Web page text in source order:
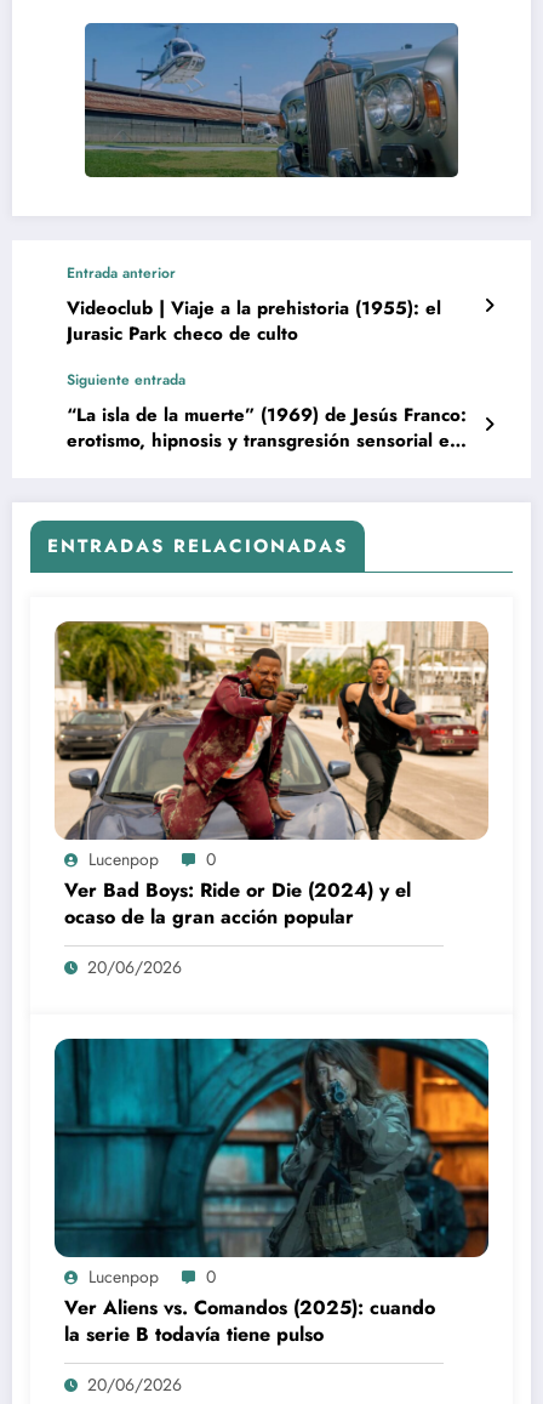
Entrada anterior
Videoclub | Viaje a la prehistoria (1955): el
Jurasic Park checo de culto
Siguiente entrada
“La isla de la muerte” (1969) de Jesús Franco:
erotismo, hipnosis y transgresión sensorial en
ENTRADAS RELACIONADAS
Lucenpop 0
Ver Bad Boys: Ride or Die (2024) y el
ocaso de la gran acción popular
20/06/2026
Lucenpop 0
Ver Aliens vs. Comandos (2025): cuando
la serie B todavía tiene pulso
20/06/2026